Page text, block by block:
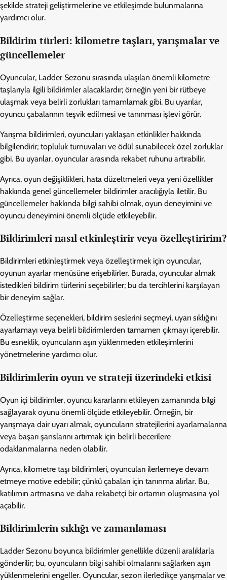
şekilde strateji geliştirmelerine ve etkileşimde bulunmalarına
yardımcı olur.
Bildirim türleri: kilometre taşları, yarışmalar ve
güncellemeler
Oyuncular, Ladder Sezonu sırasında ulaşılan önemli kilometre
taşlarıyla ilgili bildirimler alacaklardır; örneğin yeni bir rütbeye
ulaşmak veya belirli zorlukları tamamlamak gibi. Bu uyarılar,
oyuncu çabalarının teşvik edilmesi ve tanınması işlevi görür.
Yarışma bildirimleri, oyuncuları yaklaşan etkinlikler hakkında
bilgilendirir; topluluk turnuvaları ve ödül sunabilecek özel zorluklar
gibi. Bu uyarılar, oyuncular arasında rekabet ruhunu artırabilir.
Ayrıca, oyun değişiklikleri, hata düzeltmeleri veya yeni özellikler
hakkında genel güncellemeler bildirimler aracılığıyla iletilir. Bu
güncellemeler hakkında bilgi sahibi olmak, oyun deneyimini ve
oyuncu deneyimini önemli ölçüde etkileyebilir.
Bildirimleri nasıl etkinleştirir veya özelleştiririm?
Bildirimleri etkinleştirmek veya özelleştirmek için oyuncular,
oyunun ayarlar menüsüne erişebilirler. Burada, oyuncular almak
istedikleri bildirim türlerini seçebilirler; bu da tercihlerini karşılayan
bir deneyim sağlar.
Özelleştirme seçenekleri, bildirim seslerini seçmeyi, uyarı sıklığını
ayarlamayı veya belirli bildirimlerden tamamen çıkmayı içerebilir.
Bu esneklik, oyuncuların aşırı yüklenmeden etkileşimlerini
yönetmelerine yardımcı olur.
Bildirimlerin oyun ve strateji üzerindeki etkisi
Oyun içi bildirimler, oyuncu kararlarını etkileyen zamanında bilgi
sağlayarak oyunu önemli ölçüde etkileyebilir. Örneğin, bir
yarışmaya dair uyarı almak, oyuncuların stratejilerini ayarlamalarına
veya başarı şanslarını artırmak için belirli becerilere
odaklanmalarına neden olabilir.
Ayrıca, kilometre taşı bildirimleri, oyuncuları ilerlemeye devam
etmeye motive edebilir; çünkü çabaları için tanınma alırlar. Bu,
katılımın artmasına ve daha rekabetçi bir ortamın oluşmasına yol
açabilir.
Bildirimlerin sıklığı ve zamanlaması
Ladder Sezonu boyunca bildirimler genellikle düzenli aralıklarla
gönderilir; bu, oyuncuların bilgi sahibi olmalarını sağlarken aşırı
yüklenmelerini engeller. Oyuncular, sezon ilerledikçe yarışmalar ve